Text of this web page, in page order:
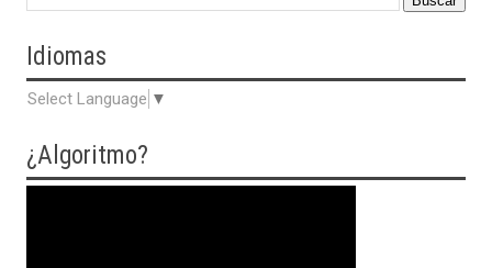
Idiomas
Select Language ▼
¿Algoritmo?